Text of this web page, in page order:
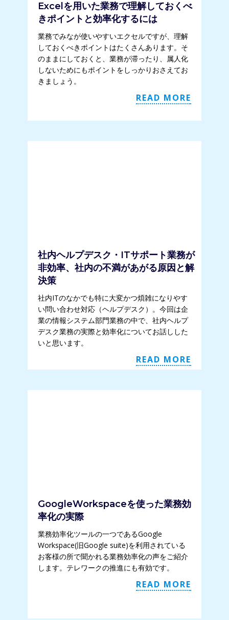
Excelを用いた業務で理解しておくべ
きポイントと効率化するには
業務でみなが使いやすいエクセルですが、理解
しておくべきポイントはたくさんあります。そ
のままにしておくと、業務が滞ったり、属人化
しないためにもポイントをしっかりおさえてお
きましょう。
READ MORE
社内ヘルプデスク・ITサポート業務が
非効率、社内の不満があがる原因と解
決策
社内ITのなかでも特に大変かつ煩雑になりやす
い問い合わせ対応（ヘルプデスク）。今回は企
業の情報システム部門業務の中で、社内ヘルプ
デスク業務の実際と効率化についてお話しした
いと思います。
READ MORE
GoogleWorkspaceを使った業務効
率化の実際
業務効率化ツールの一つであるGoogle
Workspace(旧Google suite)を利用されている
お客様の所で聞かれる業務効率化の声をご紹介
します。テレワークの推進にも有効です。
READ MORE